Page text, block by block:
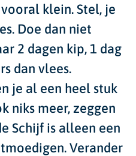
klein. Stel, je
Doe dan niet
2 dagen kip, 1 dag
dan vlees.
je al een heel stuk
niks meer, zeggen
Schijf is alleen een
Verander